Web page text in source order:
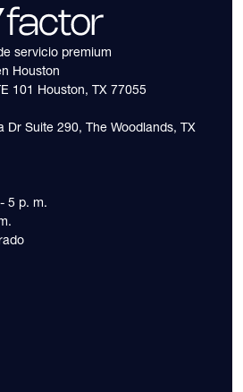
servicio premium
Houston
101 Houston, TX 77055
Dr Suite 290, The Woodlands, TX
5 p. m.